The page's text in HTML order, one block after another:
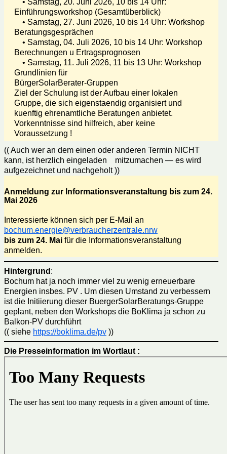
Einführungsworkshop (Gesamtüberblick)
• Samstag, 27. Juni 2026, 10 bis 14 Uhr: Workshop
Beratungsgesprächen
• Samstag, 04. Juli 2026, 10 bis 14 Uhr: Workshop
Berechnungen u Ertragsprognosen
• Samstag, 11. Juli 2026, 11 bis 13 Uhr: Workshop
Grundlinien für
BürgerSolarBerater-Gruppen
Ziel der Schulung ist der Aufbau einer lokalen
Gruppe, die sich eigenstaendig organisiert und
kuenftig ehrenamtliche Beratungen anbietet.
Vorkenntnisse sind hilfreich, aber keine
Voraussetzung !
(( Auch wer an dem einen oder anderen Termin NICHT
kann, ist herzlich eingeladen mitzumachen — es wird
aufgezeichnet und nachgeholt ))
Anmeldung zur Informationsveranstaltung bis zum 24.
Mai 2026
Interessierte können sich per E-Mail an
bochum.energie@verbraucherzentrale.nrw
bis zum 24. Mai für die Informationsveranstaltung
anmelden.
Hintergrund :
Bochum hat ja noch immer viel zu wenig erneuerbare
Energien insbes. PV . Um diesen Umstand zu verbessern
ist die Initiierung dieser BuergerSolarBeratungs-Gruppe
geplant, neben den Workshops die BoKlima ja schon zu
Balkon-PV durchführt
(( siehe https://boklima.de/pv ))
Die Presseinformation im Wortlaut :